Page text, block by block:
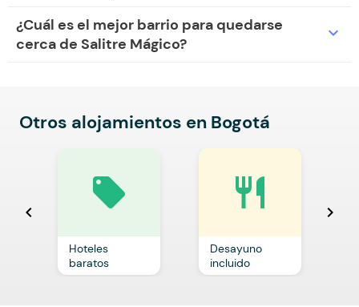
¿Cuál es el mejor barrio para quedarse
cerca de Salitre Mágico?
expand_more
Otros alojamientos en Bogotá
chevron_left
local_offer
Hoteles
baratos
restaurant
Desayuno
incluido
chevron_right